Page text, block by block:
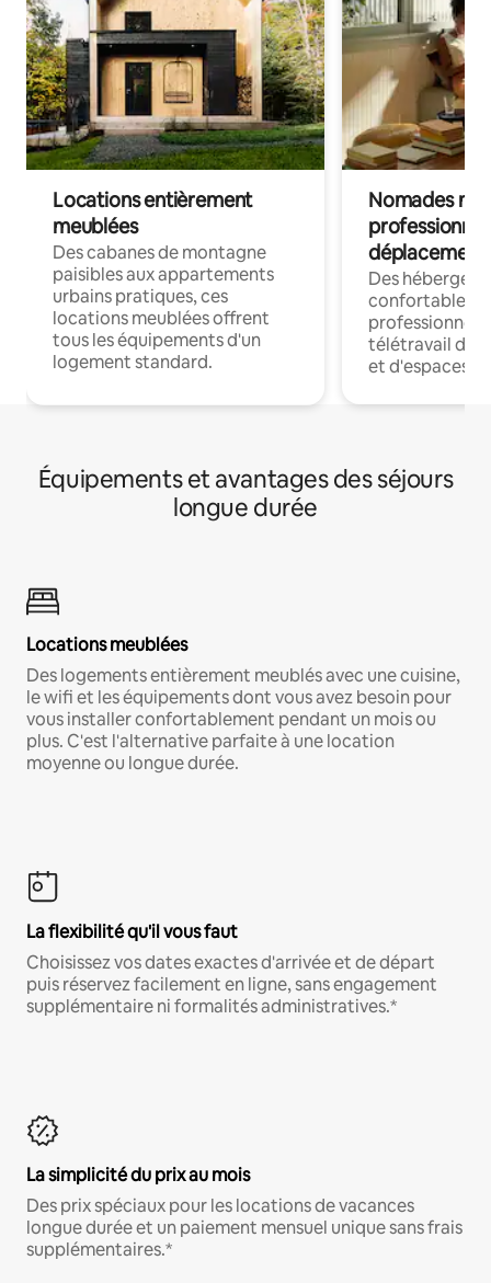
Locations entièrement
meublées
Des cabanes de montagne
paisibles aux appartements
urbains pratiques, ces
locations meublées offrent
tous les équipements d'un
logement standard.
Nomades
déplacement
Des
confortables
professionnels
télétravail
et d'espaces
Équipements et avantages des séjours
longue durée
Locations meublées
Des logements entièrement meublés avec une cuisine,
le wifi et les équipements dont vous avez besoin pour
vous installer confortablement pendant un mois ou
plus. C'est l'alternative parfaite à une location
moyenne ou longue durée.
La flexibilité qu'il vous faut
Choisissez vos dates exactes d'arrivée et de départ
puis réservez facilement en ligne, sans engagement
supplémentaire ni formalités administratives.*
La simplicité du prix au mois
Des prix spéciaux pour les locations de vacances
longue durée et un paiement mensuel unique sans frais
supplémentaires.*